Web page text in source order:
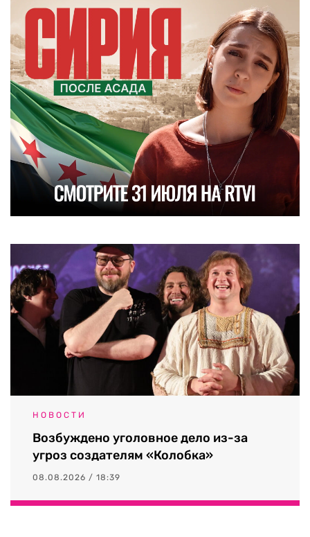
НОВОСТИ
Возбуждено уголовное дело из-за
угроз создателям «Колобка»
08.08.2026 / 18:39